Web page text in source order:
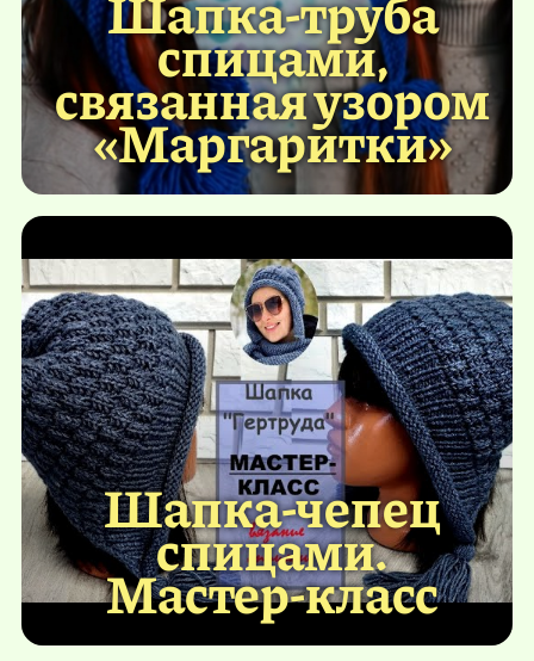
спицами,
связанная узором
«Маргаритки»
Шапка-чепец
спицами.
Мастер-класс